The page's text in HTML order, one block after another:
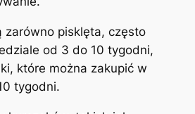
zarówno pisklęta, często
od 3 do 10 tygodni,
które można zakupić w
tygodni.